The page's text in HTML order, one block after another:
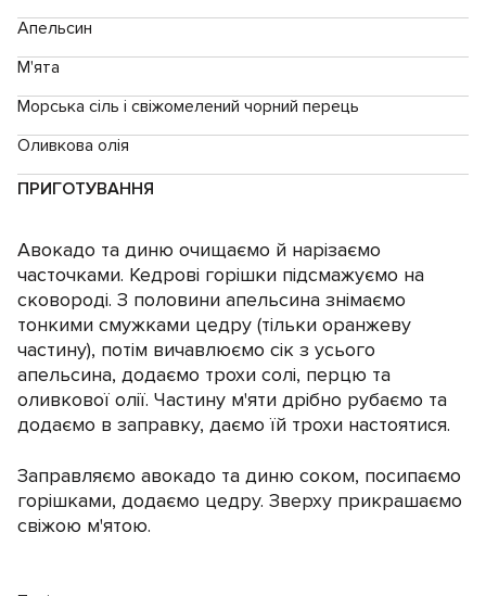
Апельсин
М'ята
Морська сіль і свіжомелений чорний перець
Оливкова олія
ПРИГОТУВАННЯ
Авокадо та диню очищаємо й нарізаємо
часточками. Кедрові горішки підсмажуємо на
сковороді. З половини апельсина знімаємо
тонкими смужками цедру (тільки оранжеву
частину), потім вичавлюємо сік з усього
апельсина, додаємо трохи солі, перцю та
оливкової олії. Частину м'яти дрібно рубаємо та
додаємо в заправку, даємо їй трохи настоятися.
Заправляємо авокадо та диню соком, посипаємо
горішками, додаємо цедру. Зверху прикрашаємо
свіжою м'ятою.